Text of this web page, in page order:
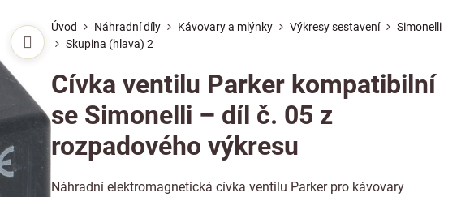
Úvod Náhradní díly Kávovary a mlýnky Výkresy sestavení
Simonelli
Skupina (hlava) 2
Cívka ventilu Parker kompatibilní
se Simonelli – díl č. 05 z
rozpadového výkresu
Náhradní elektromagnetická cívka ventilu Parker pro kávovary